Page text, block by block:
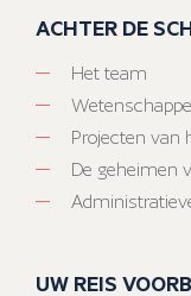
ACHTER DE
Het team
Projecten van
De geheimen
UW REIS